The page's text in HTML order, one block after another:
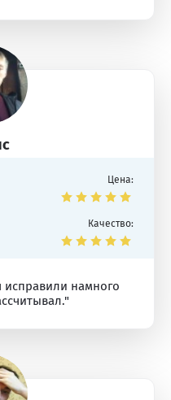
Цена:
Качество:
исправили намного